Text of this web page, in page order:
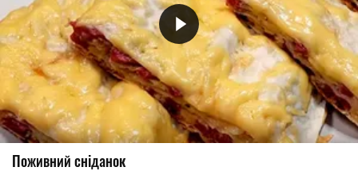
Поживний сніданок